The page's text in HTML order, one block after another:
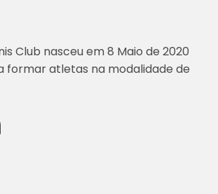
Club nasceu em 8 Maio de 2020
formar atletas na modalidade de